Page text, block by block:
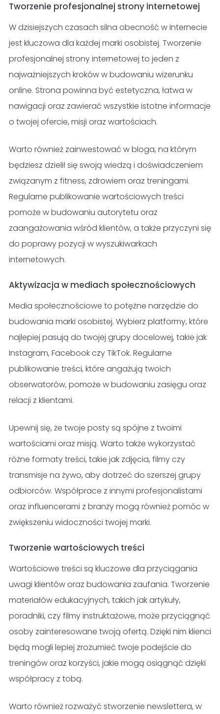
Tworzenie profesjonalnej strony internetowej
W dzisiejszych czasach silna obecność w Internecie
jest kluczowa dla każdej marki osobistej. Tworzenie
profesjonalnej strony internetowej to jeden z
najważniejszych kroków w budowaniu wizerunku
online. Strona powinna być estetyczna, łatwa w
nawigacji oraz zawierać wszystkie istotne informacje
o twojej ofercie, misji oraz wartościach.
Warto również zainwestować w bloga, na którym
będziesz dzielił się swoją wiedzą i doświadczeniem
związanym z fitness, zdrowiem oraz treningami.
Regularne publikowanie wartościowych treści
pomoże w budowaniu autorytetu oraz
zaangażowania wśród klientów, a także przyczyni się
do poprawy pozycji w wyszukiwarkach
internetowych.
Aktywizacja w mediach społecznościowych
Media społecznościowe to potężne narzędzie do
budowania marki osobistej. Wybierz platformy, które
najlepiej pasują do twojej grupy docelowej, takie jak
Instagram, Facebook czy TikTok. Regularne
publikowanie treści, które angażują twoich
obserwatorów, pomoże w budowaniu zasięgu oraz
relacji z klientami.
Upewnij się, że twoje posty są spójne z twoimi
wartościami oraz misją. Warto także wykorzystać
różne formaty treści, takie jak zdjęcia, filmy czy
transmisje na żywo, aby dotrzeć do szerszej grupy
odbiorców. Współprace z innymi profesjonalistami
oraz influencerami z branży mogą również pomóc w
zwiększeniu widoczności twojej marki.
Tworzenie wartościowych treści
Wartościowe treści są kluczowe dla przyciągania
uwagi klientów oraz budowania zaufania. Tworzenie
materiałów edukacyjnych, takich jak artykuły,
poradniki, czy filmy instruktażowe, może przyciągnąć
osoby zainteresowane twoją ofertą. Dzięki nim klienci
będą mogli lepiej zrozumieć twoje podejście do
treningów oraz korzyści, jakie mogą osiągnąć dzięki
współpracy z tobą.
Warto również rozważyć stworzenie newslettera, w